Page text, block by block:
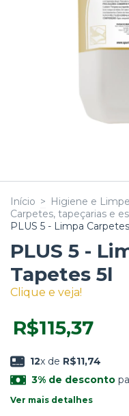
Início > Higiene e
Carpetes, tapeçarias e
PLUS 5 - Limpa
PLUS 5 -
Tapetes 5l
Clique e veja!
R$115,37
12x de R$11,74
3% de desconto
Ver mais detalhes